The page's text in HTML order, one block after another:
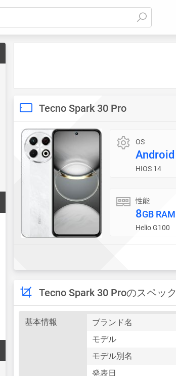
Tecno Spark 30 Pro
OS
Android
HIOS 14
性能
8GB RAM
Helio G100
Tecno Spark 30 Proのスペック
基本情報 ブランド名
モデル
モデル別名
発表日